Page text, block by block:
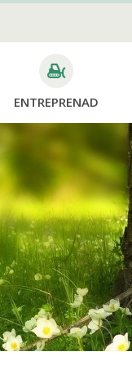
ENTREPRENAD